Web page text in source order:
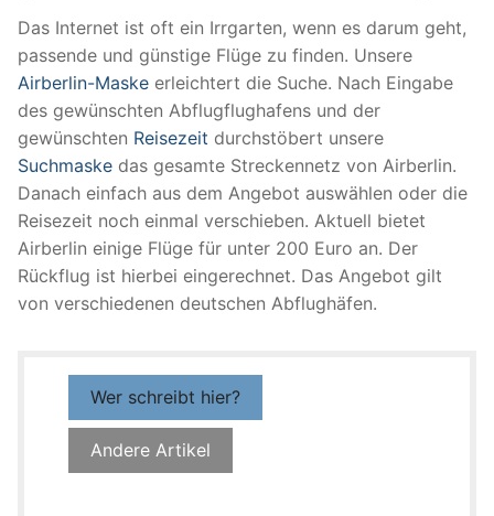
Das Internet ist oft ein Irrgarten, wenn es darum geht,
passende und günstige Flüge zu finden. Unsere
Airberlin-Maske erleichtert die Suche. Nach Eingabe
des gewünschten Abflugflughafens und der
gewünschten Reisezeit durchstöbert unsere
Suchmaske das gesamte Streckennetz von Airberlin.
Danach einfach aus dem Angebot auswählen oder die
Reisezeit noch einmal verschieben. Aktuell bietet
Airberlin einige Flüge für unter 200 Euro an. Der
Rückflug ist hierbei eingerechnet. Das Angebot gilt
von verschiedenen deutschen Abflughäfen.
Wer schreibt hier?
Andere Artikel